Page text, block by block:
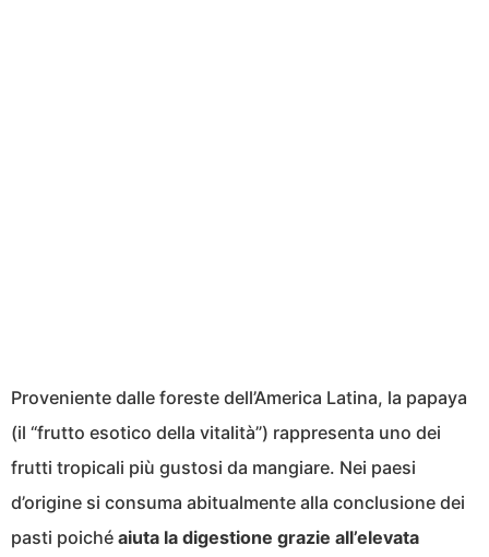
Proveniente dalle foreste dell’America Latina, la papaya
(il “frutto esotico della vitalità”) rappresenta uno dei
frutti tropicali più gustosi da mangiare. Nei paesi
d’origine si consuma abitualmente alla conclusione dei
pasti poiché aiuta la digestione grazie all’elevata